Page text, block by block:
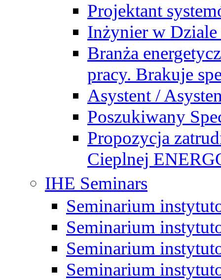
Projektant
Inżynier w
Branża
pracy. Brakuje
Asystent /
Poszukiwany
Propozycja
Cieplnej
IHE Seminars
Seminarium
Seminarium
Seminarium
Seminarium